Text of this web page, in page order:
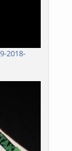
2018-